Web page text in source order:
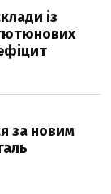
із
за новим